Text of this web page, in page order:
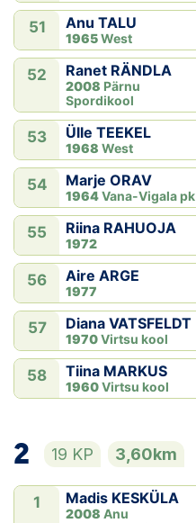
51 Anu TALU
1965West
52 Ranet RÄNDLA
2008 Pärnu
Spordikool
53 Ülle TEEKEL
1968 West
54 Marje ORAV
1964Vana-Vigala pk
55 Riina RAHUOJA
1972
56 Aire ARGE
1977
57 Diana VATSFELDT
1970Virtsu kool
58 Tiina MARKUS
1960Virtsu kool
2 19 KP 3,60km
1 Madis KESKÜLA
2008 Anu